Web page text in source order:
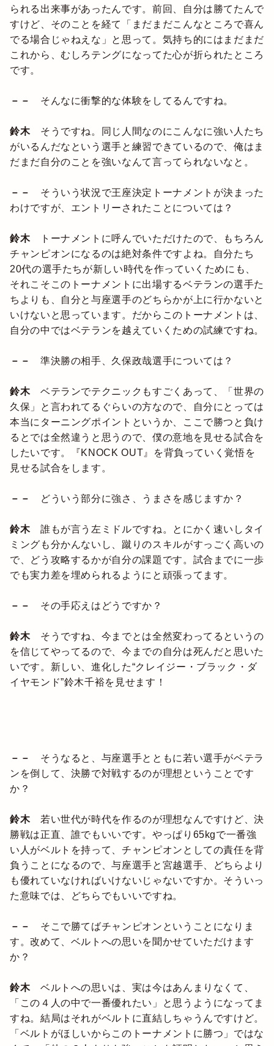
られる出来事があったんです。前回、自分は勝てたんで
すけど、そのことを経て「まだまだこんなところで喜ん
でる場合じゃねえな」と思って。気持ち的にはまだまだ
これから、むしろテングになってた心が折られたところ
です。
－－ そんなに衝撃的な体験をしてるんですね。
鈴木そうですね。同じ人間なのにこんなに強い人たち
がいるんだなという選手と練習できているので、俺はま
だまだ自分のことを強いなんて言ってられないなと。
－－ そういう状況で王座決定トーナメントが決まった
わけですが、エントリーされたことについては？
鈴木トーナメントに呼んでいただけたので、もちろん
チャンピオンになるのは絶対条件ですよね。自分たち
20代の選手たちが新しい時代を作っていくためにも、
それこそこのトーナメントに出場するベテランの選手た
ちよりも、自分と与座選手のどちらかが上に行かないと
いけないと思っています。だからこのトーナメントは、
自分の中ではベテランを越えていくための試練ですね。
－－ 準決勝の相手、久保政哉選手については？
鈴木ベテランでテクニックもすごくあって、「世界の
久保」と言われてるぐらいの方なので、自分にとっては
本当にターニングポイントというか、ここで勝つと負け
るとでは全然違うと思うので、僕の意地を見せる試合を
したいです。『KNOCK OUT』を背負っていく覚悟を
見せる試合をします。
－－ どういう部分に強さ、うまさを感じますか？
鈴木誰もが言う左ミドルですね。とにかく速いしタイ
ミングも分かんないし、蹴りのスキルがすっごく高いの
で、どう攻略するかが自分の課題です。試合までに一歩
でも実力差を埋められるようにと頑張ってます。
－－ その手応えはどうですか？
鈴木そうですね、今までとは全然変わってるというの
を信じてやってるので、今までの自分は死んだと思いた
いです。新しい、進化した“クレイジー・ブラック・ダ
イヤモンド”鈴木千裕を見せます！
－－ そうなると、与座選手とともに若い選手がベテラ
ンを倒して、決勝で対戦するのが理想ということです
か？
鈴木若い世代が時代を作るのが理想なんですけど、決
勝戦は正直、誰でもいいです。やっぱり65kgで一番強
い人がベルトを持って、チャンピオンとしての責任を背
負うことになるので、与座選手と宮越選手、どちらより
も優れていなければいけないじゃないですか。そういっ
た意味では、どちらでもいいですね。
－－ そこで勝てばチャンピオンということになりま
す。改めて、ベルトへの思いを聞かせていただけます
か？
鈴木ベルトへの思いは、実は今はあんまりなくて、
「この４人の中で一番優れたい」と思うようになってま
すね。結局はそれがベルトに直結しちゃうんですけど。
「ベルトがほしいからこのトーナメントに勝つ」ではな